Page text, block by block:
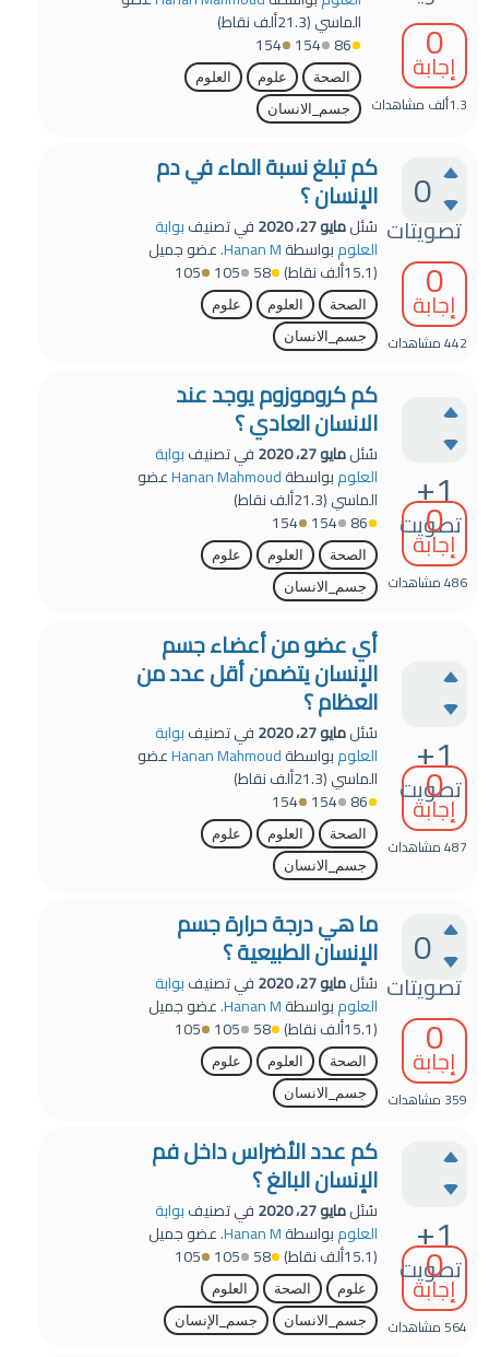
0
إجابة
1.3ألف مشاهدات
الماسي(21.3ألف
نقاط)
86
154
154
الصحة علوم
العلوم
جسم_الانسان
0
تصويتات
0
إجابة
442مشاهدات
كم تبلغ نسبة الماء في دم
الإنسان ؟
سُئلمايو 27، 2020 في تصنيفبوابة
العلومبواسطةHanan M. عضو جميل
(15.1ألف نقاط) 58
105
105
الصحة العلوم
علوم
جسم_الانسان
+1
تصويت
0
إجابة
486مشاهدات
كم كروموزوم يوجد عند
الانسان العادي ؟
سُئلمايو 27، 2020 في تصنيفبوابة
العلومبواسطةHanan Mahmoudعضو
الماسي(21.3ألف
نقاط)
86
154
154
الصحة العلوم
علوم
جسم_الانسان
+1
تصويت
0
إجابة
487مشاهدات
أي عضو من أعضاء جسم
الإنسان يتضمن أقل عدد من
العظام ؟
سُئلمايو 27، 2020 في تصنيفبوابة
العلومبواسطةHanan Mahmoudعضو
الماسي(21.3ألف
نقاط)
86
154
154
الصحة العلوم
علوم
جسم_الانسان
0
تصويتات
0
إجابة
359 مشاهدات
ما هي درجة حرارة جسم
الإنسان الطبيعية ؟
سُئلمايو 27، 2020 في تصنيفبوابة
العلومبواسطةHanan M. عضو جميل
(15.1ألف نقاط) 58
105
105
الصحة العلوم
علوم
جسم_الانسان
+1
تصويت
0
إجابة
564مشاهدات
كم عدد الأضراس داخل فم
الإنسان البالغ ؟
سُئلمايو 27، 2020 في تصنيفبوابة
العلومبواسطةHanan M. عضو جميل
(15.1ألف نقاط) 58
105
105
علوم الصحة
العلوم
جسم_الانسان
جسم_الإنسان